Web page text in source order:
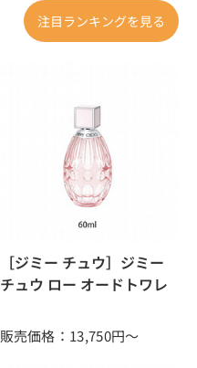
注目ランキングを見る
［ジミー チュウ］ジミー
チュウ ロー オードトワレ
販売価格：13,750円～